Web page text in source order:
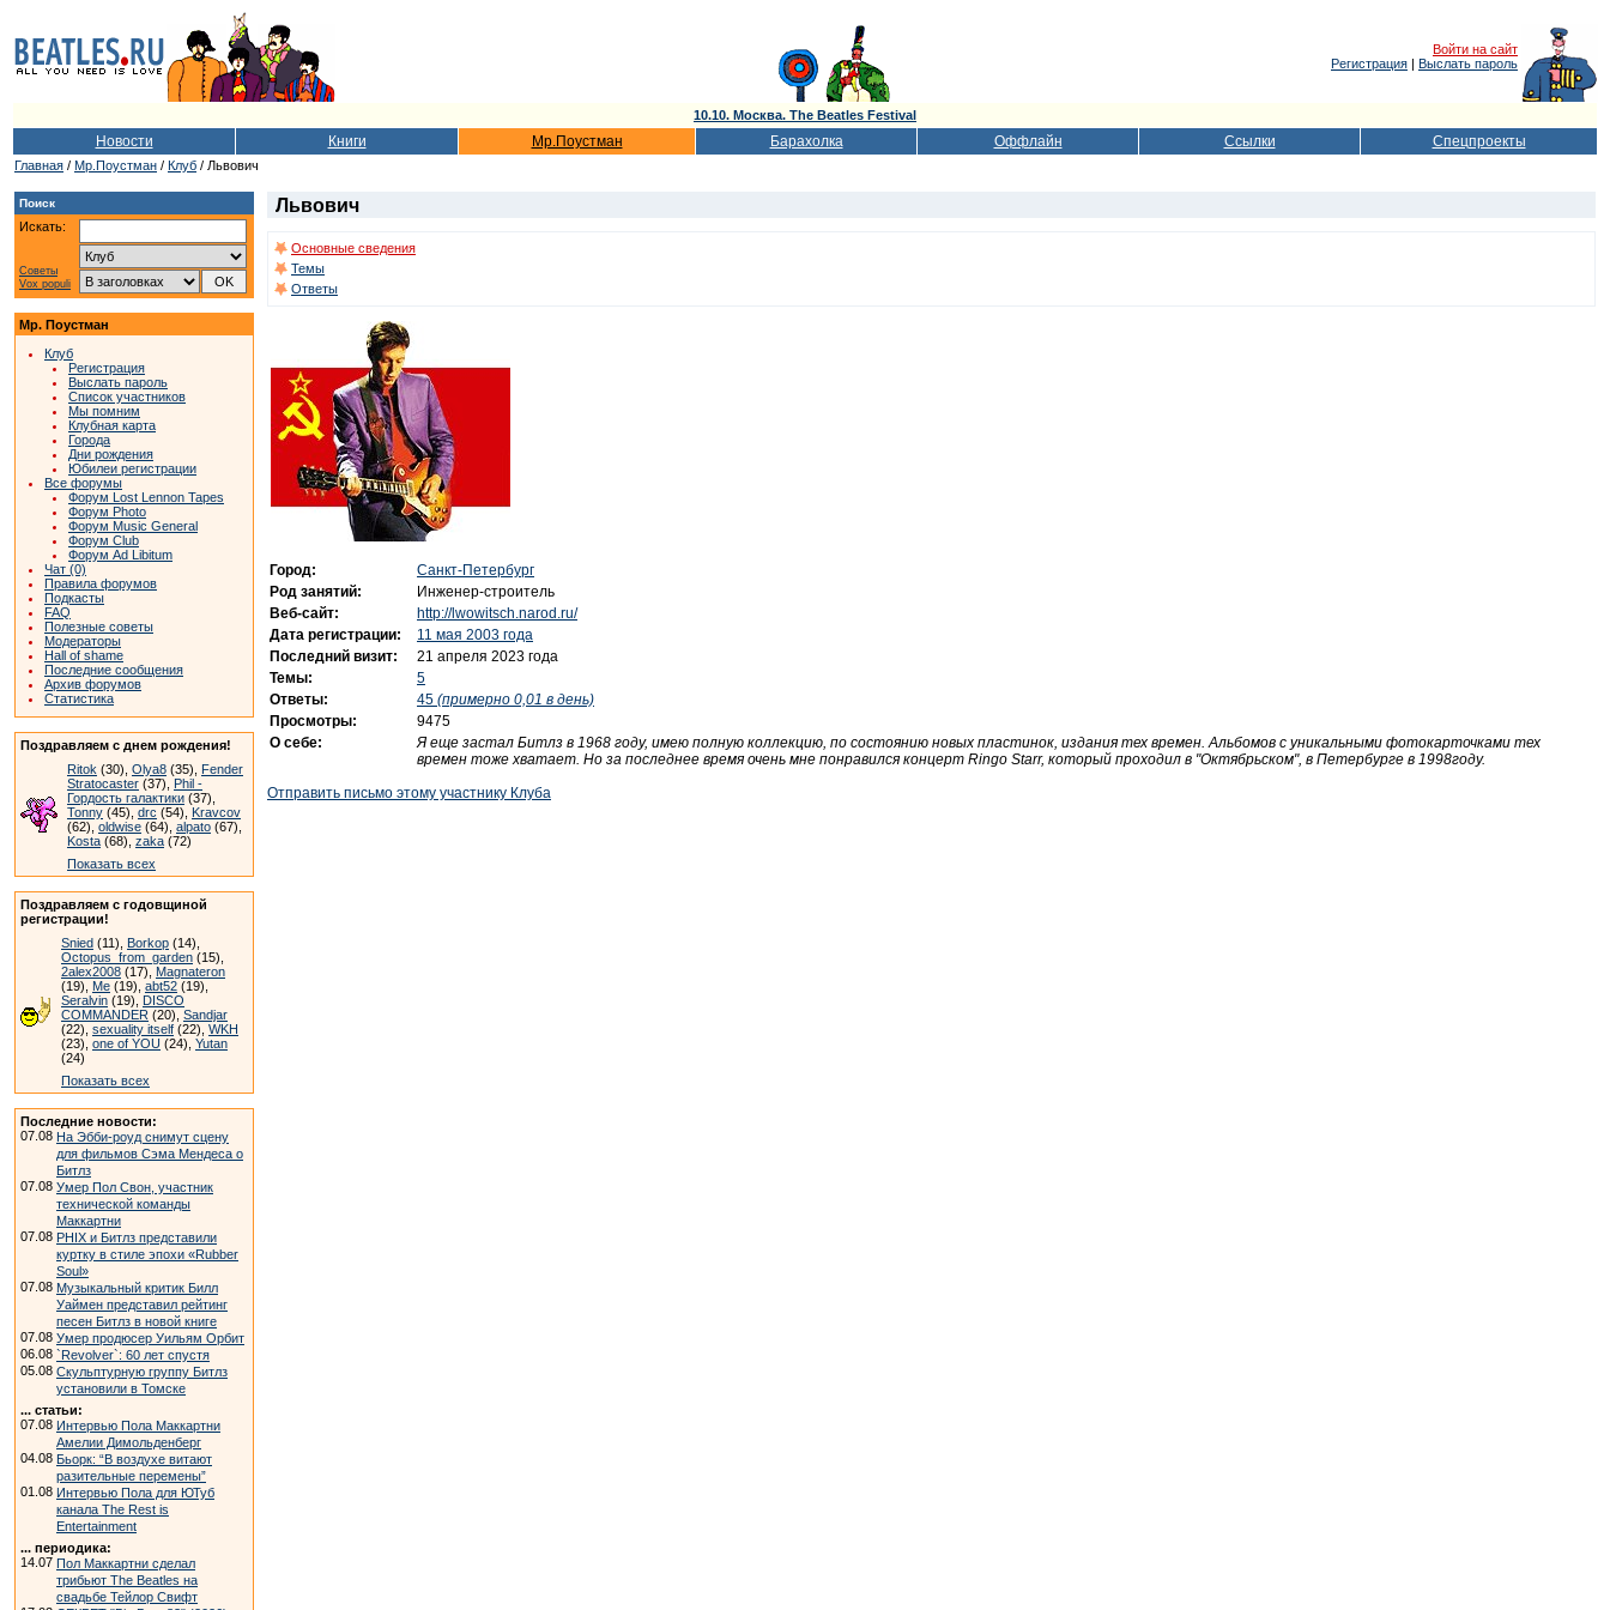
Войти на сайт
Регистрация | Выслать пароль
10.10. Москва. The Beatles Festival
Новости Книги Мр.Поустман Барахолка Оффлайн Ссылки Спецпроекты
Главная / Мр.Поустман / Клуб / Львович
Поиск
Искать:
Советы
Vox populi
Мр. Поустман
Клуб
Регистрация
Выслать пароль
Список участников
Мы помним
Клубная карта
Города
Дни рождения
Юбилеи регистрации
Все форумы
Форум Lost Lennon Tapes
Форум Photo
Форум Music General
Форум Club
Форум Ad Libitum
Чат (0)
Правила форумов
Подкасты
FAQ
Полезные советы
Модераторы
Hall of shame
Последние сообщения
Архив форумов
Статистика
Поздравляем с днем рождения!
Ritok (30), Olya8 (35), Fender
Stratocaster (37), Phil -
Гордость галактики (37),
Tonny (45), drc (54), Kravcov
(62), oldwise (64), alpato (67),
Kosta (68), zaka (72)
Показать всех
Поздравляем с годовщиной
регистрации!
Snied (11), Borkop (14),
Octopus_from_garden (15),
2alex2008 (17), Magnateron
(19), Me (19), abt52 (19),
Seralvin (19), DISCO
COMMANDER (20), Sandjar
(22), sexuality itself (22), WKH
(23), one of YOU (24), Yutan
(24)
Показать всех
Последние новости:
07.08 На Эбби-роуд снимут сцену
для фильмов Сэма Мендеса о
Битлз
07.08 Умер Пол Свон, участник
технической команды
Маккартни
07.08 PHIX и Битлз представили
куртку в стиле эпохи «Rubber
Soul»
07.08 Музыкальный критик Билл
Уаймен представил рейтинг
песен Битлз в новой книге
07.08 Умер продюсер Уильям Орбит
06.08 `Revolver`: 60 лет спустя
05.08 Скульптурную группу Битлз
установили в Томске
... статьи:
07.08 Интервью Пола Маккартни
Амелии Димольденберг
04.08 Бьорк: “В воздухе витают
разительные перемены”
01.08 Интервью Пола для ЮТуб
канала The Rest is
Entertainment
... периодика:
14.07 Пол Маккартни сделал
трибьют The Beatles на
свадьбе Тейлор Свифт
Львович
Основные сведения
Темы
Ответы
Город:
Санкт-Петербург
Род занятий:
Инженер-строитель
Веб-сайт:
http://lwowitsch.narod.ru/
Дата регистрации:
11 мая 2003 года
Последний визит:
21 апреля 2023 года
Темы:
5
Ответы:
45 (примерно 0,01 в день)
Просмотры:
9475
О себе:
Я еще застал Битлз в 1968 году, имею полную коллекцию, по состоянию новых пластинок, издания тех времен. Альбомов с уникальными фотокарточками тех
времен тоже хватает. Но за последнее время очень мне понравился концерт Ringo Starr, который проходил в "Октябрьском", в Петербурге в 1998году.
Отправить письмо этому участнику Клуба